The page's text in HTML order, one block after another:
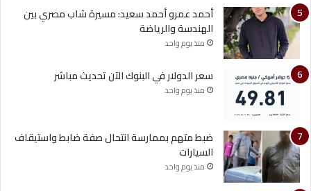
أحمد عمرو أحمد سعيد: مسيرة شاب مصري بين
الهندسة والرياضة
منذ يوم واحد
سعر الدولار في البنوك الآن تحديث مباشر
منذ يوم واحد
ضبط متهم بممارسة انتحال صفة ضابط واستيقاف
السيارات
منذ يوم واحد